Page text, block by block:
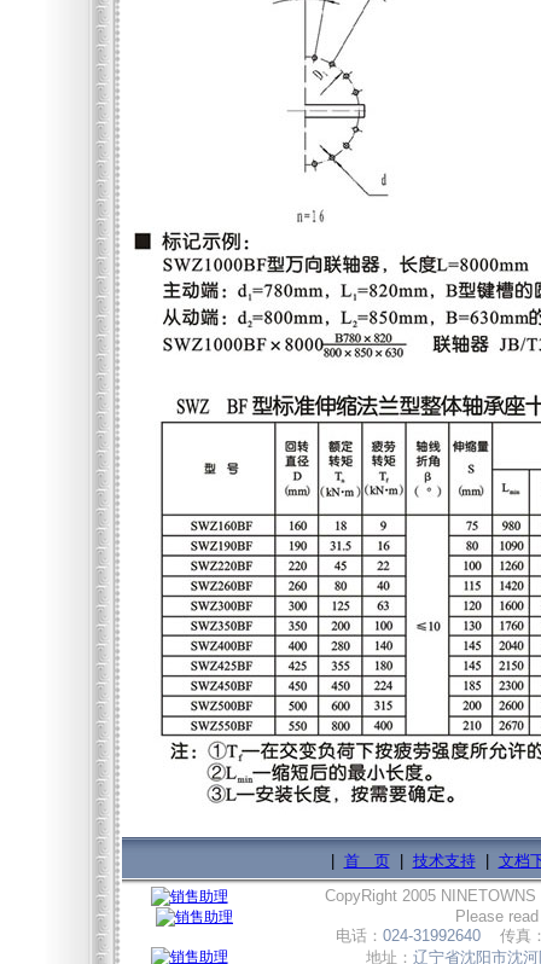
首 页| 技术支持| 文档
CopyRight 2005 NINETOWNS
Please
电话： 024-31992640 传真
地址： 辽宁省沈阳市沈